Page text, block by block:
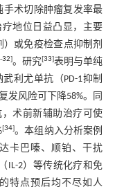
术切除肿瘤复发率最
地位日益凸显，主要
）或免疫检查点抑制剂
-32]。研究[33]表明与单纯
利尤单抗（PD-1抑制
发风险可下降58%。同
，术前新辅助治疗可使
[34]。本组纳入分析案例
卡巴嗪、顺铂、干扰
IL-2）等传统化疗和免
特点预后均不尽如人